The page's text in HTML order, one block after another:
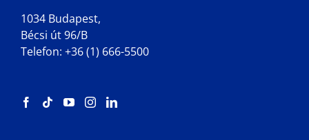
1034 Budapest,
Bécsi út 96/B
Telefon: +36 (1) 666-5500